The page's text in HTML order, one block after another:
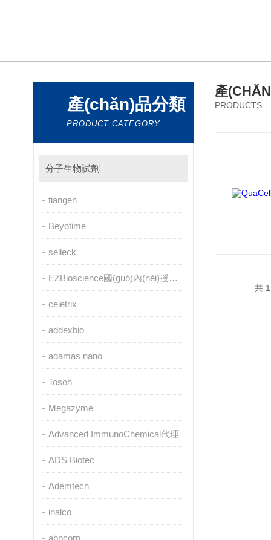
產(chǎn)品分類
PRODUCT CATEGORY
分子生物試劑
tiangen
Beyotime
selleck
EZBioscience國(guó)內(nèi)授權(quán)代理
celetrix
addexbio
adamas nano
Tosoh
Megazyme
Advanced ImmunoChemical代理
ADS Biotec
Ademtech
inalco
abpcorp
產
PRODUCTS
共